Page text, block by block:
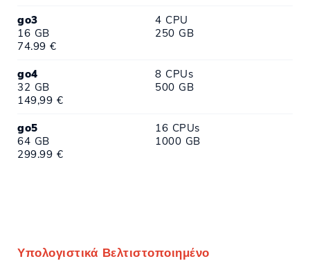
go3
4 CPU
16 GB
250 GB
74.99 €
go4
8 CPUs
32 GB
500 GB
149,99 €
go5
16 CPUs
64 GB
1000 GB
299.99 €
Υπολογιστικά Βελτιστοποιημένο